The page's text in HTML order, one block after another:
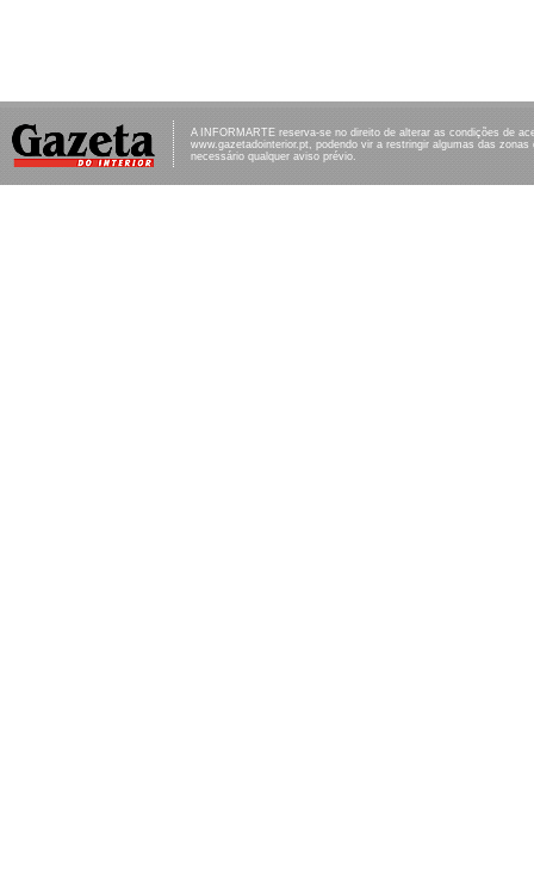
A INFORMARTE reserva-se no direito de alterar as condições de
www.gazetadointerior.pt, podendo vir a restringir algumas das
necessário qualquer aviso prévio.